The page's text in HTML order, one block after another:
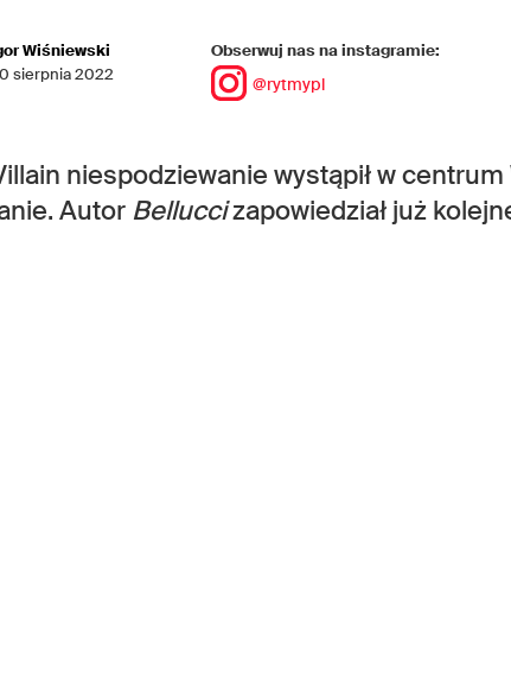
Wiśniewski
sierpnia 2022
Obserwuj nas na instagramie:
@rytmypl
niespodziewanie wystąpił w centrum
Autor Belluccizapowiedział już